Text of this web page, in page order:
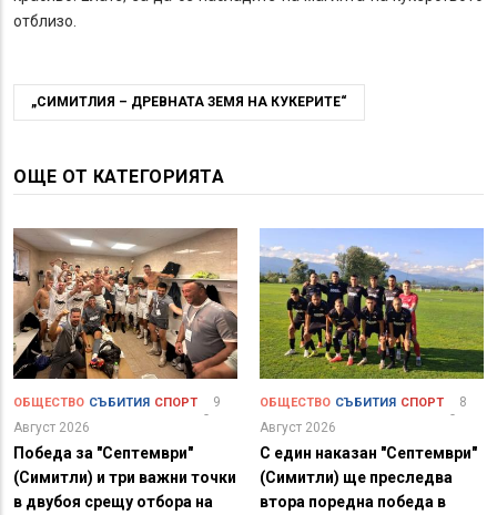
отблизо.
„СИМИТЛИЯ – ДРЕВНАТА ЗЕМЯ НА КУКЕРИТЕ“
ОЩЕ ОТ КАТЕГОРИЯТА
ОБЩЕСТВО СЪБИТИЯ СПОРТ
9
Август 2026
Победа за "Септември"
(Симитли) и три важни точки
в двубоя срещу отбора на
ОБЩЕСТВО СЪБИТИЯ СПОРТ
8
Август 2026
С един наказан "Септември"
(Симитли) ще преследва
втора поредна победа в